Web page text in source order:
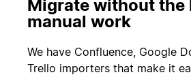
Migrate without the
manual work
We have Confluence, Google
Trello importers that make it